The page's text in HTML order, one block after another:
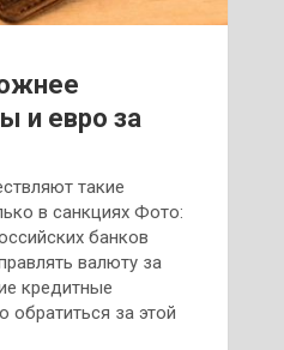
и евро за
такие
в санкциях Фото:
банков
валюту за
кредитные
за этой